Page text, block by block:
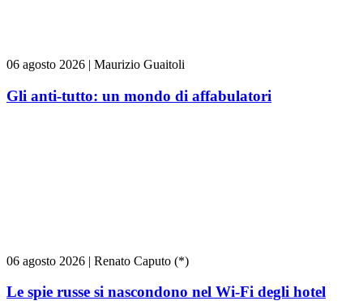
06 agosto 2026 | Maurizio Guaitoli
Gli anti-tutto: un mondo di affabulatori
06 agosto 2026 | Renato Caputo (*)
Le spie russe si nascondono nel Wi-Fi degli hotel